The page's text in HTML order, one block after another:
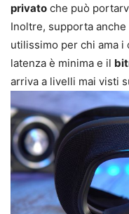
privato che può
Inoltre, supporta anche
utilissimo per chi ama
latenza è minima e il
arriva a livelli mai visti